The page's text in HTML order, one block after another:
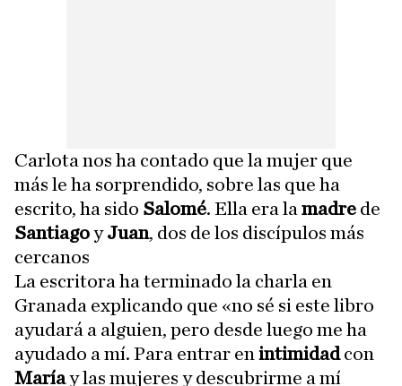
Carlota nos ha contado que la mujer que
más le ha sorprendido, sobre las que ha
escrito, ha sido Salomé. Ella era la madre de
SantiagoyJuan, dos de los discípulos más
cercanos
La escritora ha terminado la charla en
Granada explicando que «no sé si este libro
ayudará a alguien, pero desde luego me ha
ayudado a mí. Para entrar en intimidadcon
Maríay las mujeres y descubrirme a mí